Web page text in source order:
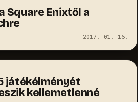
Square Enixtől a
2017. 01. 16.
játékélményét
kellemetlenné